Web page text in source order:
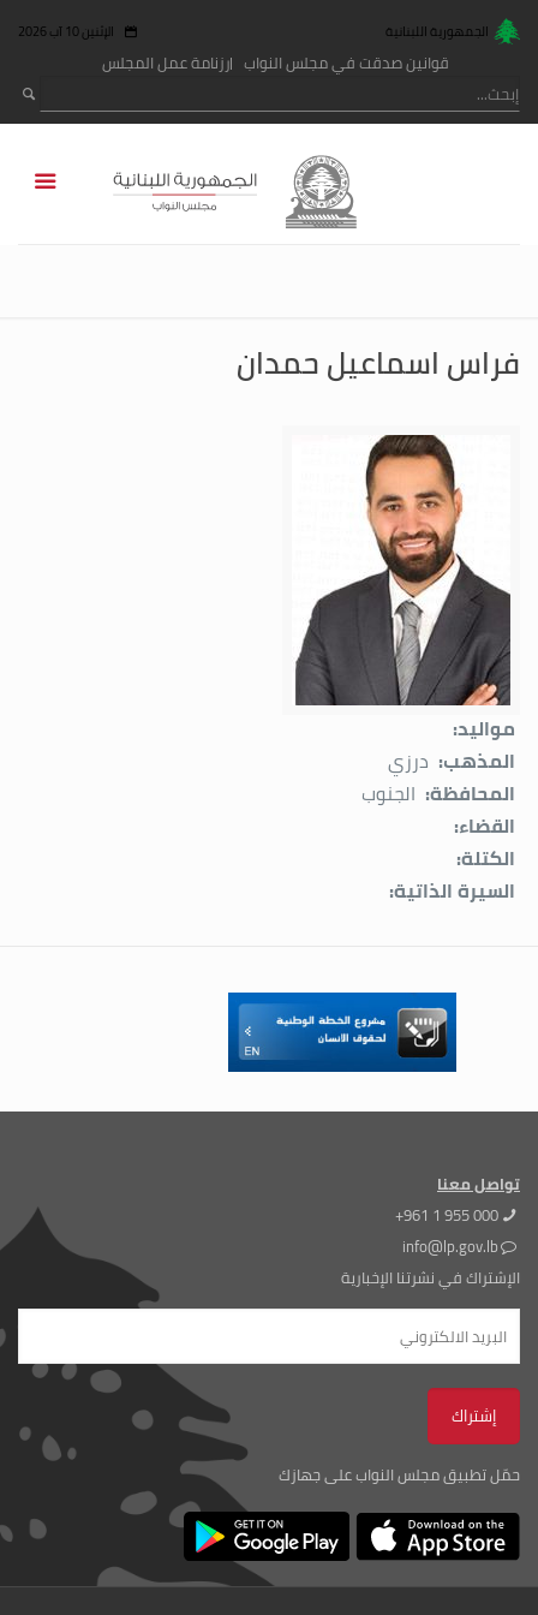
الجمهورية اللبنانية الإثنين 10 آب 2026
قوانين صدقت في مجلس النواب رزنامة عمل المجلس
فراس اسماعيل حمدان
مواليد:
المذهب: درزي
المحافظة: الجنوب
القضاء:
الكتلة:
السيرة الذاتية:
تواصل معنا
+961 1 955 000
info@lp.gov.lb
الإشتراك في نشرتنا الإخبارية
حمّل تطبيق مجلس النواب على جهازك